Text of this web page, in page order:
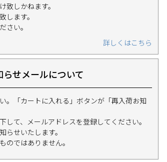
致しかねます。
します。
さい。
詳しくはこちら
せメールについて
。「カートに入れる」ボタンが「再入荷お知
して、メールアドレスを登録してください。
らせいたします。
のではありません。